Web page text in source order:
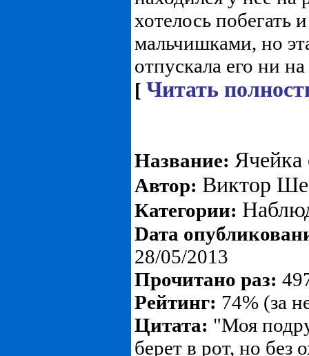
хотелось побегать
мальчишками, но
отпускала его ни
[ Читать
Название: Ячейка
Автор: Виктор
Категории:
Dата
28/05/2013
Прочитано раз:
Рейтинг: 74% (за
Цитата: "Моя
берет в рот, но без